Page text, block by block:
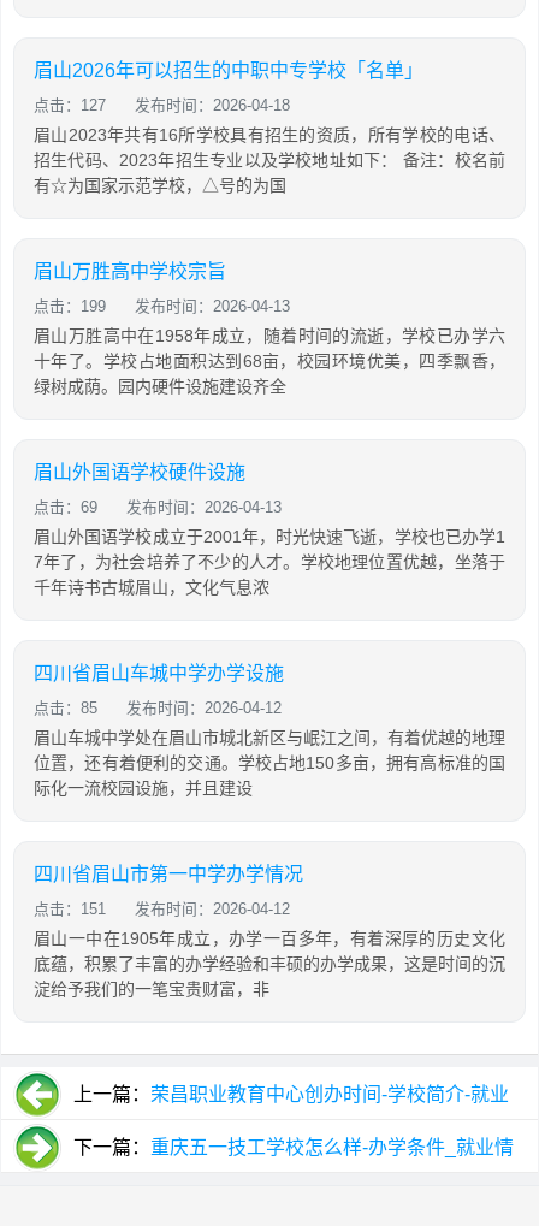
眉山2026年可以招生的中职中专学校「名单」
点击：127 发布时间：2026-04-18
眉山2023年共有16所学校具有招生的资质，所有学校的电话、
招生代码、2023年招生专业以及学校地址如下： 备注：校名前
有☆为国家示范学校，△号的为国
眉山万胜高中学校宗旨
点击：199 发布时间：2026-04-13
眉山万胜高中在1958年成立，随着时间的流逝，学校已办学六
十年了。学校占地面积达到68亩，校园环境优美，四季飘香，
绿树成荫。园内硬件设施建设齐全
眉山外国语学校硬件设施
点击：69 发布时间：2026-04-13
眉山外国语学校成立于2001年，时光快速飞逝，学校也已办学1
7年了，为社会培养了不少的人才。学校地理位置优越，坐落于
千年诗书古城眉山，文化气息浓
四川省眉山车城中学办学设施
点击：85 发布时间：2026-04-12
眉山车城中学处在眉山市城北新区与岷江之间，有着优越的地理
位置，还有着便利的交通。学校占地150多亩，拥有高标准的国
际化一流校园设施，并且建设
四川省眉山市第一中学办学情况
点击：151 发布时间：2026-04-12
眉山一中在1905年成立，办学一百多年，有着深厚的历史文化
底蕴，积累了丰富的办学经验和丰硕的办学成果，这是时间的沉
淀给予我们的一笔宝贵财富，非
上一篇： 荣昌职业教育中心创办时间-学校简介-就业
有保障吗下一篇： 重庆五一技工学校怎么样-办学条件_就业情